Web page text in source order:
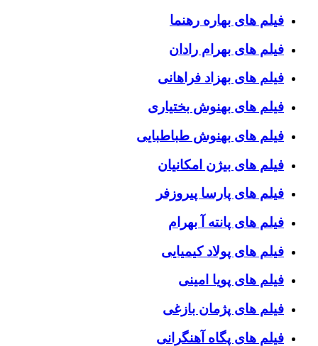
فیلم های بهاره رهنما
فیلم های بهرام رادان
فیلم های بهزاد فراهانی
فیلم های بهنوش بختیاری
فیلم های بهنوش طباطبایی
فیلم های بیژن امکانیان
فیلم های پارسا پیروزفر
فیلم های پانته آ بهرام
فیلم های پولاد کیمیایی
فیلم های پویا امینی
فیلم های پژمان بازغی
فیلم های پگاه آهنگرانی